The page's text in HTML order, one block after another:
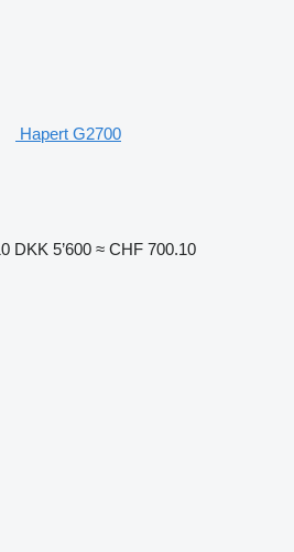
Hapert G2700
DKK 5’600 ≈ CHF 700.10